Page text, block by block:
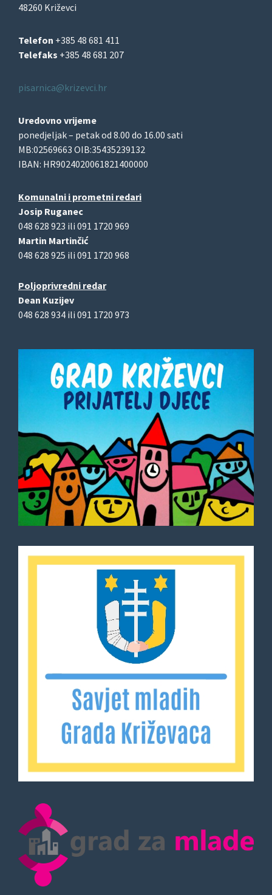
48260 Križevci
Telefon +385 48 681 411
Telefaks +385 48 681 207
pisarnica@krizevci.hr
Uredovno vrijeme
ponedjeljak – petak od 8.00 do 16.00 sati
MB:02569663 OIB:35435239132
IBAN: HR9024020061821400000
Komunalni i prometni redari
Josip Ruganec
048 628 923 ili 091 1720 969
Martin Martinčić
048 628 925 ili 091 1720 968
Poljoprivredni redar
Dean Kuzijev
048 628 934 ili 091 1720 973